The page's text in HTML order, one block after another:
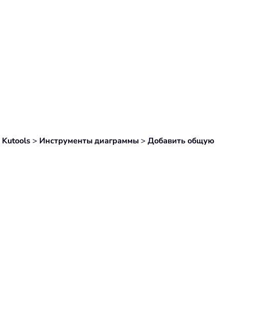
Kutools > Инструменты диаграммы > Добавить общую